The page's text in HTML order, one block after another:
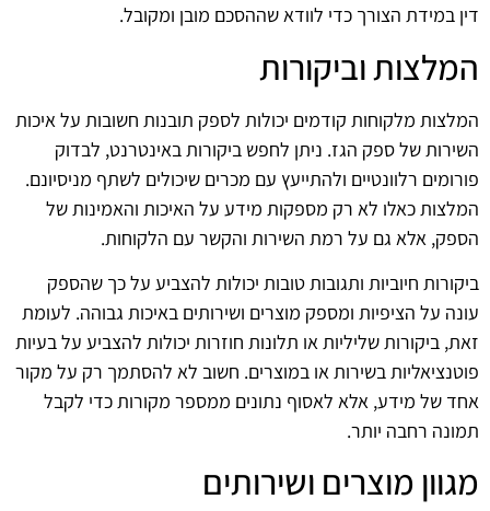
דין במידת הצורך כדי לוודא שההסכם מובן ומקובל.
המלצות וביקורות
המלצות מלקוחות קודמים יכולות לספק תובנות חשובות על איכות
השירות של ספק הגז. ניתן לחפש ביקורות באינטרנט, לבדוק
פורומים רלוונטיים ולהתייעץ עם מכרים שיכולים לשתף מניסיונם.
המלצות כאלו לא רק מספקות מידע על האיכות והאמינות של
הספק, אלא גם על רמת השירות והקשר עם הלקוחות.
ביקורות חיוביות ותגובות טובות יכולות להצביע על כך שהספק
עונה על הציפיות ומספק מוצרים ושירותים באיכות גבוהה. לעומת
זאת, ביקורות שליליות או תלונות חוזרות יכולות להצביע על בעיות
פוטנציאליות בשירות או במוצרים. חשוב לא להסתמך רק על מקור
אחד של מידע, אלא לאסוף נתונים ממספר מקורות כדי לקבל
תמונה רחבה יותר.
מגוון מוצרים ושירותים